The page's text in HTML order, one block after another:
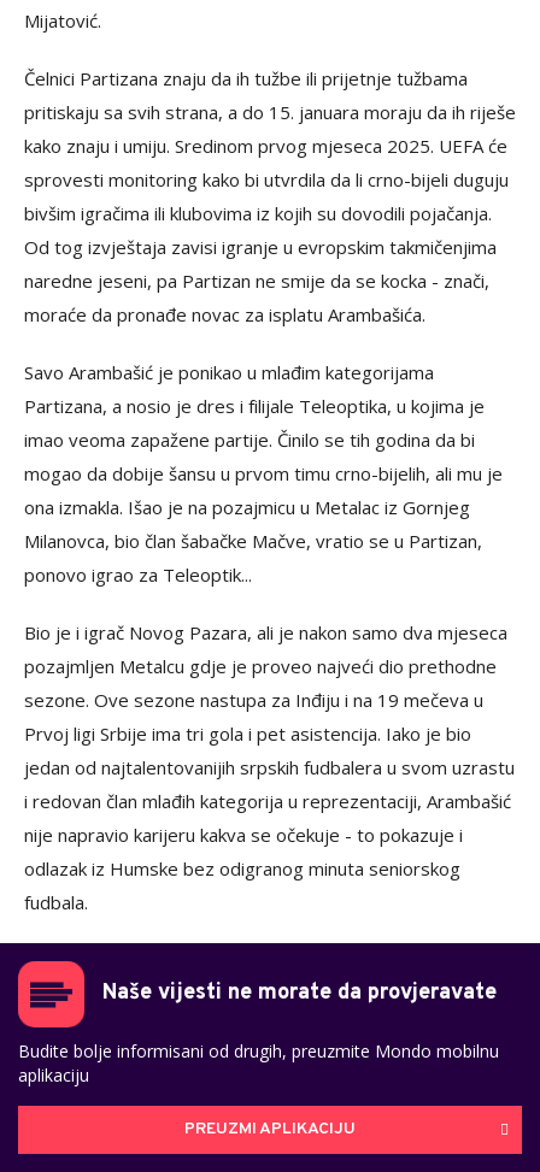
Mijatović.
Čelnici Partizana znaju da ih tužbe ili prijetnje tužbama
pritiskaju sa svih strana, a do 15. januara moraju da ih riješe
kako znaju i umiju. Sredinom prvog mjeseca 2025. UEFA će
sprovesti monitoring kako bi utvrdila da li crno-bijeli duguju
bivšim igračima ili klubovima iz kojih su dovodili pojačanja.
Od tog izvještaja zavisi igranje u evropskim takmičenjima
naredne jeseni, pa Partizan ne smije da se kocka - znači,
moraće da pronađe novac za isplatu Arambašića.
Savo Arambašić je ponikao u mlađim kategorijama
Partizana, a nosio je dres i filijale Teleoptika, u kojima je
imao veoma zapažene partije. Činilo se tih godina da bi
mogao da dobije šansu u prvom timu crno-bijelih, ali mu je
ona izmakla. Išao je na pozajmicu u Metalac iz Gornjeg
Milanovca, bio član šabačke Mačve, vratio se u Partizan,
ponovo igrao za Teleoptik...
Bio je i igrač Novog Pazara, ali je nakon samo dva mjeseca
pozajmljen Metalcu gdje je proveo najveći dio prethodne
sezone. Ove sezone nastupa za Inđiju i na 19 mečeva u
Prvoj ligi Srbije ima tri gola i pet asistencija. Iako je bio
jedan od najtalentovanijih srpskih fudbalera u svom uzrastu
i redovan član mlađih kategorija u reprezentaciji, Arambašić
nije napravio karijeru kakva se očekuje - to pokazuje i
odlazak iz Humske bez odigranog minuta seniorskog
fudbala.
Naše vijesti ne morate da provjeravate
Budite bolje informisani od drugih, preuzmite Mondo mobilnu
aplikaciju
PREUZMI APLIKACIJU